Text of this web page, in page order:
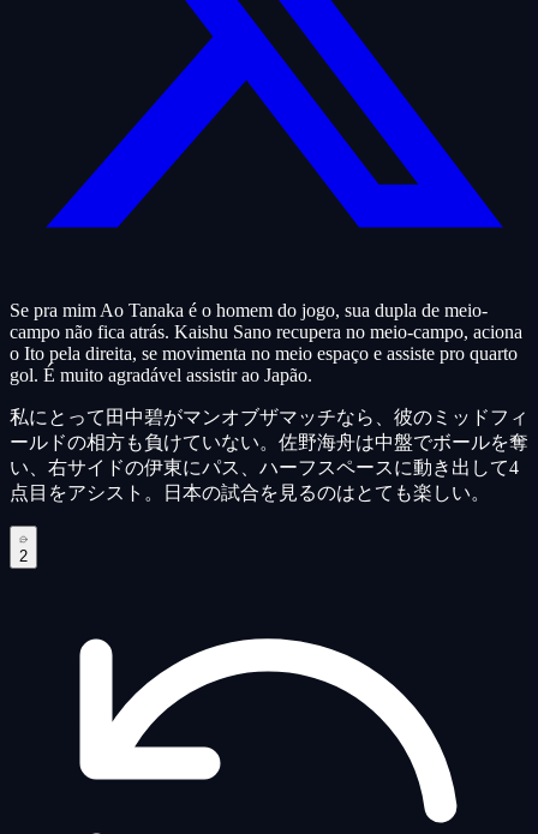
Se pra mim Ao Tanaka é o homem do jogo, sua dupla de meio-
campo não fica atrás. Kaishu Sano recupera no meio-campo, aciona
o Ito pela direita, se movimenta no meio espaço e assiste pro quarto
gol. É muito agradável assistir ao Japão.
私にとって田中碧がマンオブザマッチなら、彼のミッドフィ
ールドの相方も負けていない。佐野海舟は中盤でボールを奪
い、右サイドの伊東にパス、ハーフスペースに動き出して4
点目をアシスト。日本の試合を見るのはとても楽しい。
2